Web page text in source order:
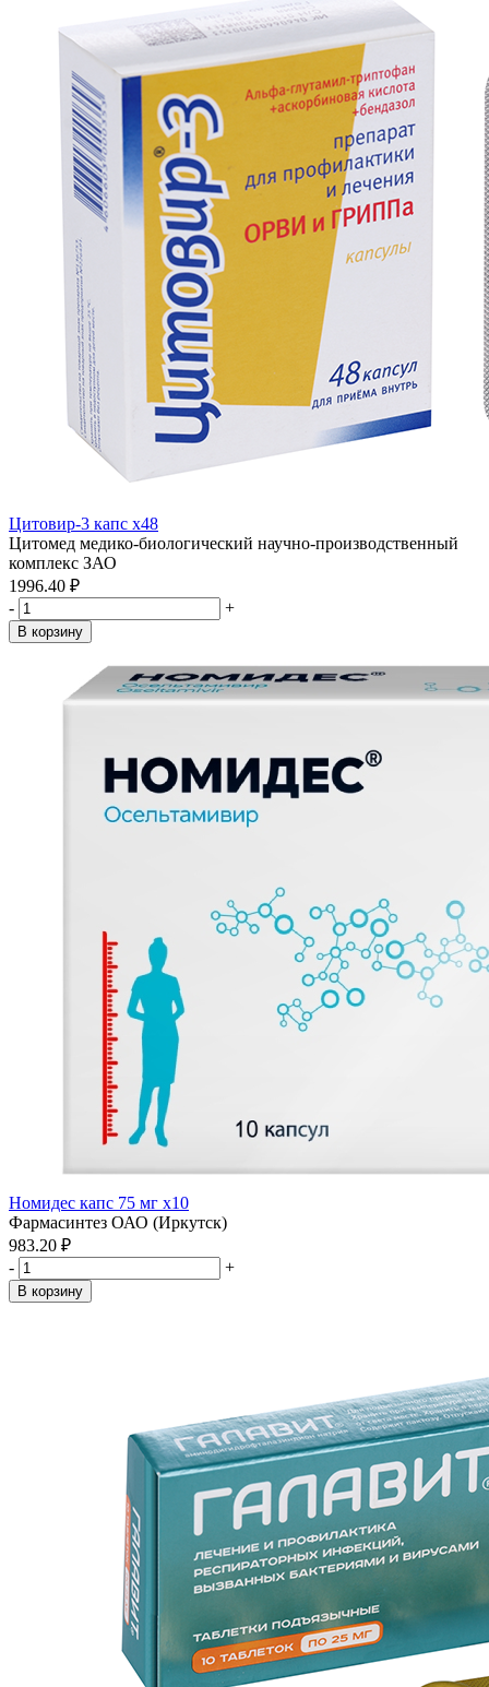
Цитовир-3 капс x48
Цитомед медико-биологический научно-производственный
комплекс ЗАО
1996.40 ₽
-
+
В корзину
Номидес капс 75 мг x10
Фармасинтез ОАО (Иркутск)
983.20 ₽
-
+
В корзину